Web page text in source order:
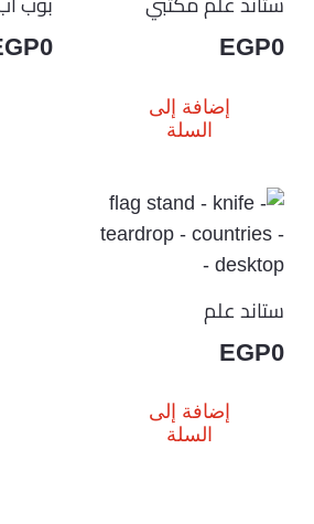
EGP0
إضافة إلى
السلة
0
ستاند علم
EGP0
إضافة إلى
السلة